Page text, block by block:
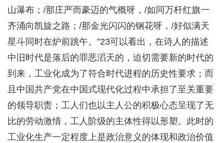
山瀑布；/那庄严而豪迈的气概呀，/如同万杆红旗一
齐涌向凯旋之路；/那金光闪闪的钢花呀，/好似满天
星斗同时在炉前跳午。”23可以看出，在诗人的描述
中旧时代是落后的罪恶滔天的，迫切需要新的时代的
到来，工业化成为了符合时代进程的历史性要求；而
且中国共产党在中国式现代化过程中承担了至关重要
的领导职责；工人们也以主人公的积极心态呈现了无
比的劳动激情，工人阶级的主体性得以形塑。此时的
工业化生产一定程度上是政治意义的体现和政治价值